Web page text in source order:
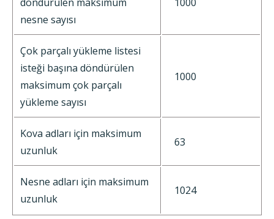
nesne sayısı
Çok parçalı yükleme listesi
isteği başına döndürülen
maksimum çok parçalı
yükleme sayısı
1000
Kova adları için maksimum
uzunluk
63
Nesne adları için maksimum
uzunluk
1024